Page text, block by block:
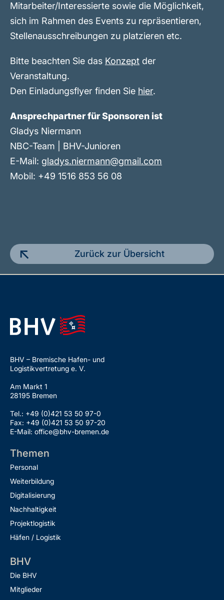
Mitarbeiter/Interessierte sowie die Möglichkeit,
sich im Rahmen des Events zu repräsentieren,
Stellenausschreibungen zu platzieren etc.
Bitte beachten Sie das Konzept der
Veranstaltung.
Den Einladungsflyer finden Sie hier.
Ansprechpartner für Sponsoren ist
Gladys Niermann
NBC-Team | BHV-Junioren
E-Mail: gladys.niermann@gmail.com
Mobil: +49 1516 853 56 08
Zurück zur Übersicht
BHV – Bremische Hafen- und
Logistikvertretung e. V.
Am Markt 1
28195 Bremen
Tel.: +49 (0)421 53 50 97-0
Fax: +49 (0)421 53 50 97-20
E-Mail: office@bhv-bremen.de
Themen
Personal
Weiterbildung
Digitalisierung
Nachhaltigkeit
Projektlogistik
Häfen / Logistik
BHV
Die BHV
Mitglieder